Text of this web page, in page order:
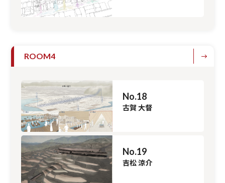
ROOM4
No.18
古賀 大督
No.19
吉松 涼介